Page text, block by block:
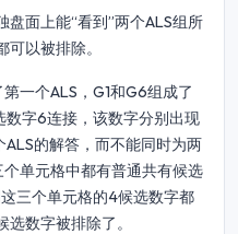
面上能“看到”两个ALS组所
以被排除。
一个ALS，G1和G6组成了
数字6连接，该数字分别出现
的解答，而不能同时为两
单元格中都有普通共有候选
三个单元格的4候选数字都
数字被排除了。